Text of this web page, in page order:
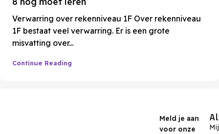
Verwarring over rekenniveau 1F Over rekenniveau
1F bestaat veel verwarring. Er is een grote
misvatting over...
Continue Reading
Meld je aan
voor onze